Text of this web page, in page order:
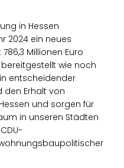
in Hessen
2024 ein neues
Millionen Euro
wie noch
entscheidender
den Erhalt von
und sorgen für
in unseren Städten